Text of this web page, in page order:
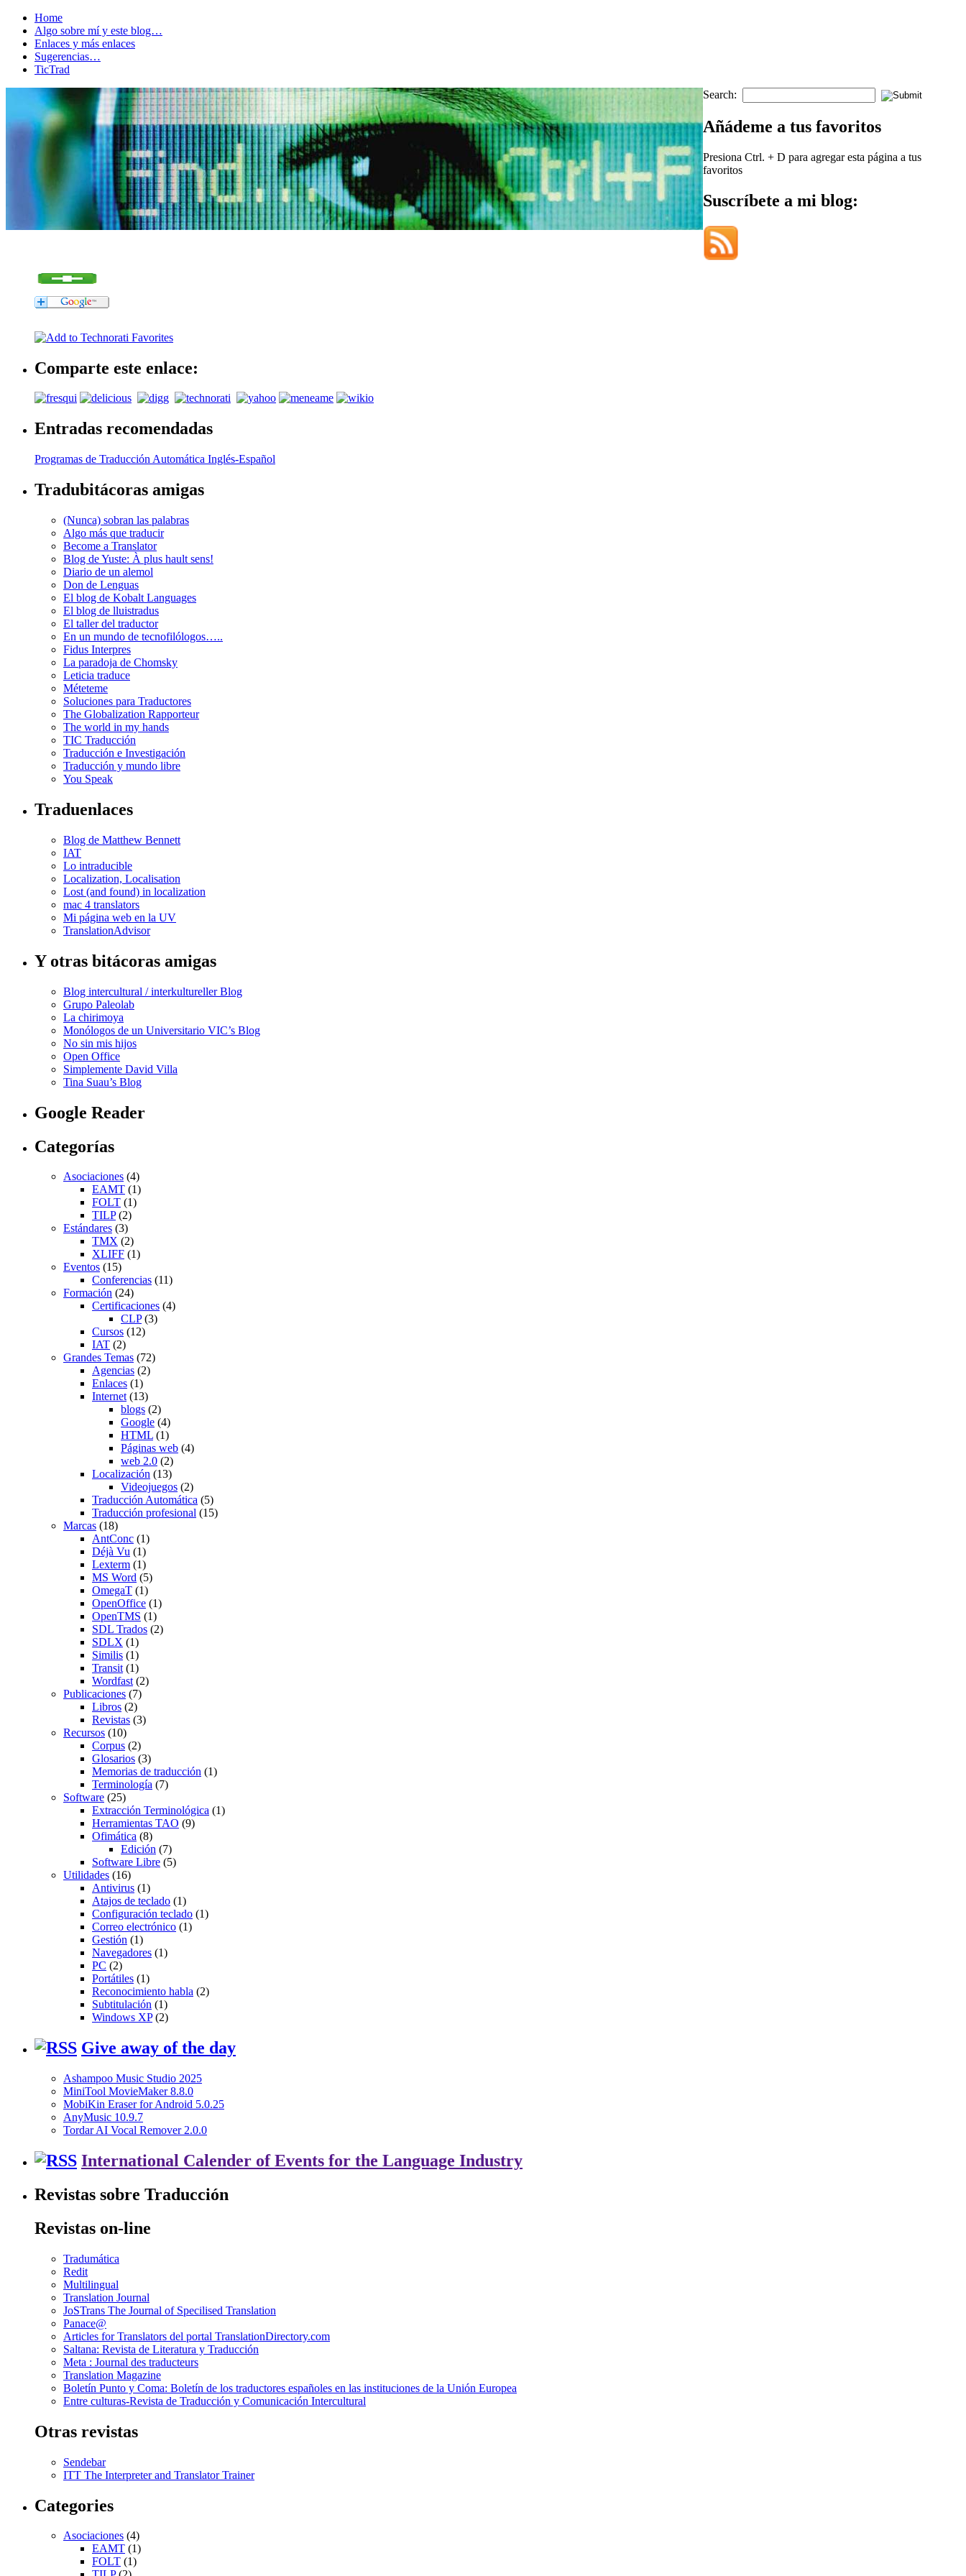
Home
Algo sobre mí y este blog…
Enlaces y más enlaces
Sugerencias…
TicTrad
Search:
Añádeme a tus favoritos
Presiona Ctrl. + D para agregar esta página a tus
favoritos
Suscríbete a mi blog:
Comparte este enlace:
Entradas recomendadas
Programas de Traducción Automática Inglés-Español
Tradubitácoras amigas
(Nunca) sobran las palabras
Algo más que traducir
Become a Translator
Blog de Yuste: À plus hault sens!
Diario de un alemol
Don de Lenguas
El blog de Kobalt Languages
El blog de lluistradus
El taller del traductor
En un mundo de tecnofilólogos…..
Fidus Interpres
La paradoja de Chomsky
Leticia traduce
Méteteme
Soluciones para Traductores
The Globalization Rapporteur
The world in my hands
TIC Traducción
Traducción e Investigación
Traducción y mundo libre
You Speak
Traduenlaces
Blog de Matthew Bennett
IAT
Lo intraducible
Localization, Localisation
Lost (and found) in localization
mac 4 translators
Mi página web en la UV
TranslationAdvisor
Y otras bitácoras amigas
Blog intercultural / interkultureller Blog
Grupo Paleolab
La chirimoya
Monólogos de un Universitario VIC’s Blog
No sin mis hijos
Open Office
Simplemente David Villa
Tina Suau’s Blog
Google Reader
Categorías
Asociaciones (4)
EAMT (1)
FOLT (1)
TILP(2)
Estándares (3)
TMX (2)
XLIFF (1)
Eventos (15)
Conferencias (11)
Formación (24)
Certificaciones (4)
CLP(3)
Cursos (12)
IAT (2)
Grandes Temas (72)
Agencias (2)
Enlaces (1)
Internet(13)
blogs (2)
Google (4)
HTML (1)
Páginas web (4)
web 2.0 (2)
Localización (13)
Videojuegos (2)
Traducción Automática (5)
Traducción profesional (15)
Marcas (18)
AntConc (1)
Déjà Vu (1)
Lexterm (1)
MS Word (5)
OmegaT (1)
OpenOffice (1)
OpenTMS (1)
SDL Trados (2)
SDLX (1)
Similis (1)
Transit(1)
Wordfast(2)
Publicaciones (7)
Libros (2)
Revistas (3)
Recursos (10)
Corpus (2)
Glosarios (3)
Memorias de traducción (1)
Terminología (7)
Software (25)
Extracción Terminológica (1)
Herramientas TAO (9)
Ofimática (8)
Edición (7)
Software Libre (5)
Utilidades (16)
Antivirus (1)
Atajos de teclado (1)
Configuración teclado (1)
Correo electrónico (1)
Gestión (1)
Navegadores (1)
PC (2)
Portátiles (1)
Reconocimiento habla (2)
Subtitulación (1)
Windows XP(2)
Give away of the day
Ashampoo Music Studio 2025
MiniTool MovieMaker 8.8.0
MobiKin Eraser for Android 5.0.25
AnyMusic 10.9.7
Tordar AI Vocal Remover 2.0.0
International Calender of Events for the Language Industry
Revistas sobre Traducción
Revistas on-line
Tradumática
Redit
Multilingual
Translation Journal
JoSTrans The Journal of Specilised Translation
Panace@
Articles for Translators del portal TranslationDirectory.com
Saltana: Revista de Literatura y Traducción
Meta : Journal des traducteurs
Translation Magazine
Boletín Punto y Coma: Boletín de los traductores españoles en las instituciones de la Unión Europea
Entre culturas-Revista de Traducción y Comunicación Intercultural
Otras revistas
Sendebar
ITT The Interpreter and Translator Trainer
Categories
Asociaciones (4)
EAMT (1)
FOLT (1)